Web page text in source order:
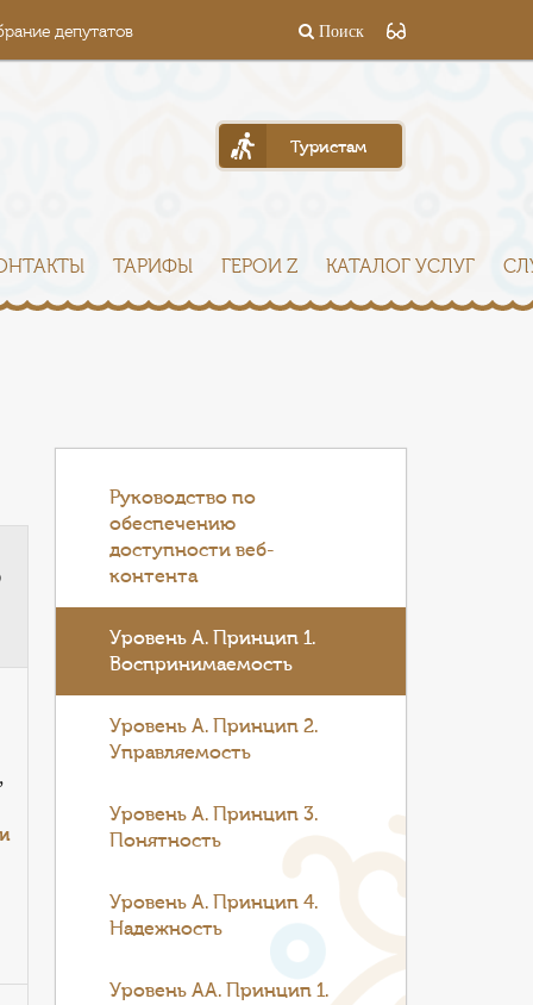
депутатов Поиск
Туристам
ТАРИФЫ ГЕРОИ Z КАТАЛОГ УСЛУГ
,
Руководство по
обеспечению
доступности веб-
контента
Уровень А. Принцип 1.
Воспринимаемость
Уровень А. Принцип 2.
Управляемость
Уровень А. Принцип 3.
Понятность
Уровень А. Принцип 4.
Надежность
Уровень АА. Принцип 1.